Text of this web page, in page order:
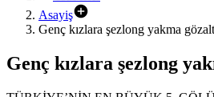
Asayiş
Genç kızlara şezlong yakma
Genç kızlara şezlong